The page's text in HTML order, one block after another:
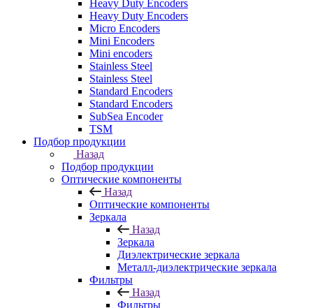
Heavy Duty Encoders
Heavy Duty Encoders
Micro Encoders
Mini Encoders
Mini encoders
Stainless Steel
Stainless Steel
Standard Encoders
Standard Encoders
SubSea Encoder
TSM
Подбор продукции
Назад
Подбор продукции
Оптические компоненты
Назад
Оптические компоненты
Зеркала
Назад
Зеркала
Диэлектрические зеркала
Металл-диэлектрические зеркала
Фильтры
Назад
Фильтры